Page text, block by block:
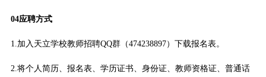
04应聘方式
1.加入天立学校教师招聘QQ群（474238897）下载报名表。
2.将个人简历、报名表、学历证书、身份证、教师资格证、普通话